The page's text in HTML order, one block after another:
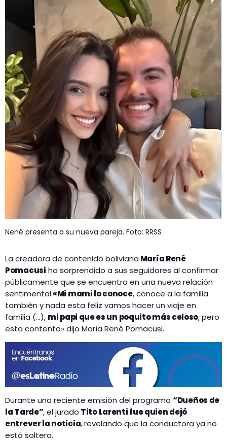
Nené presenta a su nueva pareja. Foto: RRSS
La creadora de contenido boliviana María René
Pomacusi ha sorprendido a sus seguidores al confirmar
públicamente que se encuentra en una nueva relación
sentimental.«Mi mami lo conoce, conoce a la familia
también y nada esta feliz vamos hacer un viaje en
familia (…), mi papi que es un poquito más celoso, pero
esta contento» dijo María René Pomacusi.
Durante una reciente emisión del programa “Dueños de
la Tarde”, el jurado Tito Larenti fue quien dejó
entrever la noticia, revelando que la conductora ya no
está soltera.